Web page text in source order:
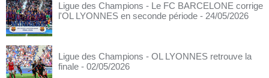
Ligue des Champions - Le FC BARCELONE corrige
l'OL LYONNES en seconde période - 24/05/2026
Ligue des Champions - OL LYONNES retrouve la
finale - 02/05/2026